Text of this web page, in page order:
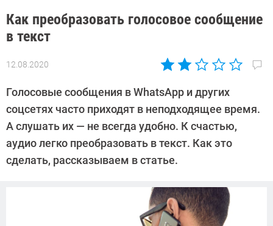
Как преобразовать голосовое сообщение
в текст
12.08.2020
Автор:
Дмитриева
Голосовые сообщения в WhatsApp и других
соцсетях часто приходят в неподходящее время.
А слушать их — не всегда удобно. К счастью,
аудио легко преобразовать в текст. Как это
сделать, рассказываем в статье.